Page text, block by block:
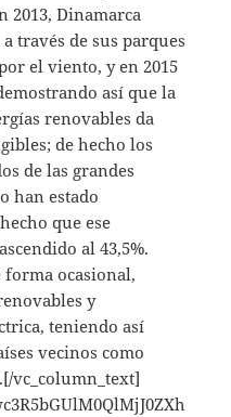
2013, Dinamarca
través de sus parques
el viento, y en 2015
así que la
renovables da
de hecho los
de las grandes
han estado
que ese
al 43,5%.
ocasional,
y
teniendo así
vecinos como
vc_column_text]